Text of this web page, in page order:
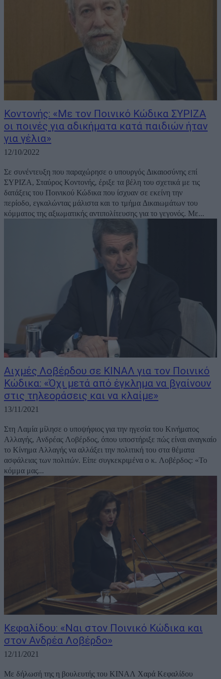
Κοντονής: «Με τον Ποινικό Κώδικα ΣΥΡΙΖΑ
οι ποινές για αδικήματα κατά παιδιών ήταν
για γέλια»
12/10/2022
Σε συνέντευξη που παραχώρησε ο υπουργός Δικαιοσύνης επί
ΣΥΡΙΖΑ, Σταύρος Κοντονής, έριξε τα βέλη του σχετικά με τις
δατάξεις του Ποινικού Κώδικα που ίσχυαν σε εκείνη την
περίοδο, εγκαλώντας μάλιστα και το τμήμα Δικαιωμάτων του
κόμματος της αξιωματικής αντιπολίτευσης για το γεγονός. Με...
Αιχμές Λοβέρδου σε ΚΙΝΑΛ για τον Ποινικό
Κώδικα: «Όχι μετά από έγκλημα να βγαίνουν
στις τηλεοράσεις και να κλαίμε»
13/11/2021
Στη Λαμία μίλησε ο υποψήφιος για την ηγεσία του Κινήματος
Αλλαγής, Ανδρέας Λοβέρδος, όπου υποστήριξε πώς είναι αναγκαίο
το Κίνημα Αλλαγής να αλλάξει την πολιτική του στα θέματα
ασφάλειας των πολιτών. Είπε συγκεκριμένα ο κ. Λοβέρδος: «Το
κόμμα μας...
Κεφαλίδου: «Ναι στον Ποινικό Κώδικα και
στον Ανδρέα Λοβέρδο»
12/11/2021
Με δήλωσή της η βουλευτής του ΚΙΝΑΛ Χαρά Κεφαλίδου